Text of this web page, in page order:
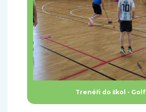
Trenéři do škol - Golf